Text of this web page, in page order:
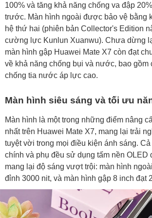
100% và tăng khả năng chống va đập
trước. Màn hình ngoài được bảo vệ bằng
hệ thứ hai (phiên bản Collector's Edition
cường lực Kunlun Xuanwu). Chưa dừng
màn hình gập Huawei Mate X7 còn đạt
về khả năng chống bụi và nước, bao gồm
chống tia nước áp lực cao.
Màn hình siêu sáng và tối ưu
Màn hình là một trong những điểm nâng
nhất trên Huawei Mate X7, mang lại trải
tuyệt vời trong mọi điều kiện ánh sáng.
chính và phụ đều sử dụng tấm nền OLED
mang lại độ sáng vượt trội: màn hình
đỉnh 3000 nit, và màn hình gập 8 inch đạt